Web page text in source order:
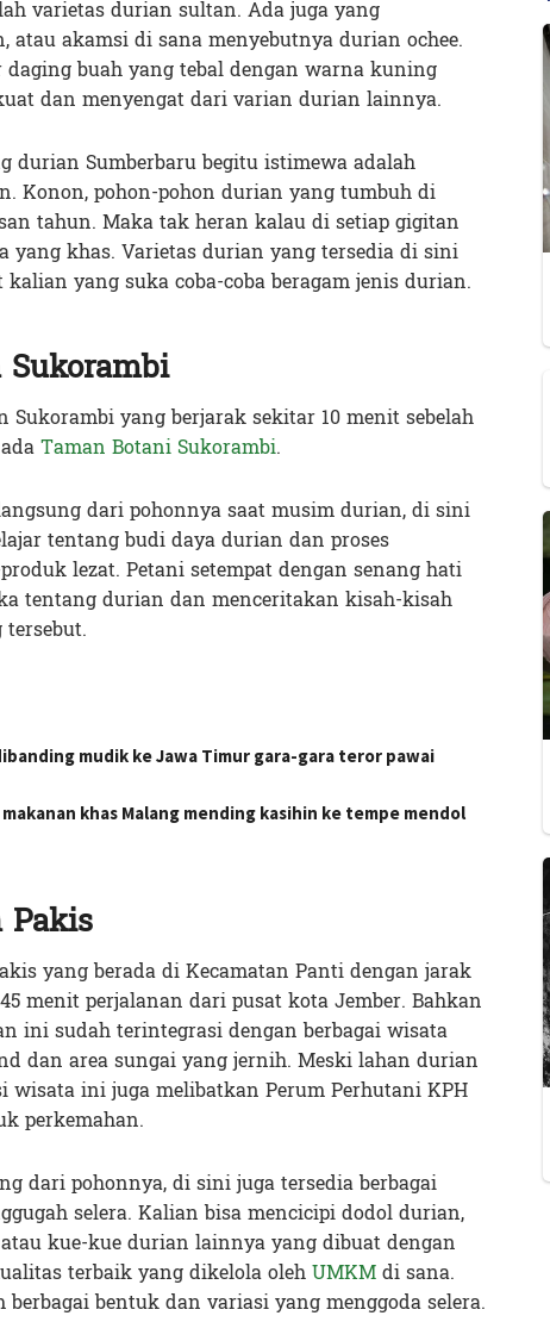
varietas durian sultan. Ada juga yang
akamsi di sana menyebutnya durian ochee.
buah yang tebal dengan warna kuning
dan menyengat dari varian durian lainnya.
durian Sumberbaru begitu istimewa adalah
Konon, pohon-pohon durian yang tumbuh di
tahun. Maka tak heran kalau di setiap gigitan
yang khas. Varietas durian yang tersedia di sini
kalian yang suka coba-coba beragam jenis durian.
yang berjarak sekitar 10 menit sebelah
Taman Botani Sukorambi.
dari pohonnya saat musim durian, di sini
tentang budi daya durian dan proses
lezat. Petani setempat dengan senang hati
tentang durian dan menceritakan kisah-kisah
mudik ke Jawa Timur gara-gara teror pawai
khas Malang mending kasihin ke tempe mendol
yang berada di Kecamatan Panti dengan jarak
menit perjalanan dari pusat kota Jember. Bahkan
ini sudah terintegrasi dengan berbagai wisata
dan area sungai yang jernih. Meski lahan durian
ini juga melibatkan Perum Perhutani KPH
perkemahan.
dari pohonnya, di sini juga tersedia berbagai
selera. Kalian bisa mencicipi dodol durian,
kue-kue durian lainnya yang dibuat dengan
terbaik yang dikelola olehUMKMdi sana.
bentuk dan variasi yang menggoda selera.